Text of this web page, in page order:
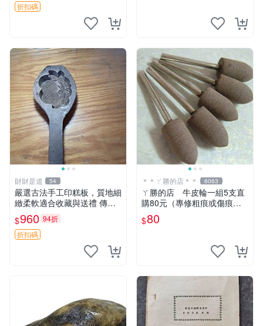
折扣碼
財財是道 54
嚴選古法手工印糕板，質地細
緻柔軟適合收藏與送禮 傳統
手工印糕模具 精致耐用 難得
好物 板模 印糕 模具
$960 94折
折扣碼
＊＊ㄚ勝的店＊＊ 6063
ㄚ勝的店 牛皮輪一組5支直
購80元（專修粗痕或傷痕）
輕鬆容易請看照片～
$80